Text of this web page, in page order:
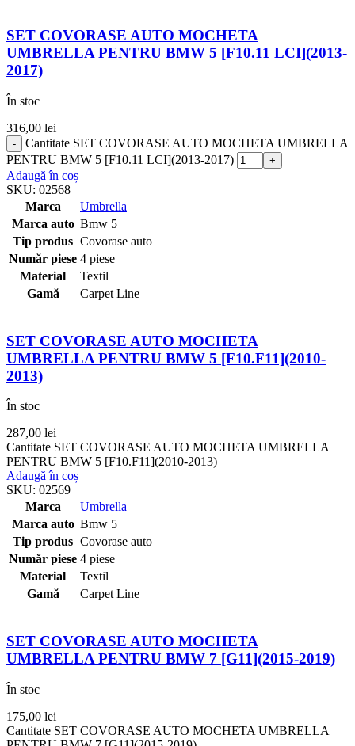
SET COVORASE AUTO MOCHETA
UMBRELLA PENTRU BMW 5 [F10.11 LCI](2013-
2017)
În stoc
316,00 lei
Cantitate SET COVORASE AUTO MOCHETA UMBRELLA
PENTRU BMW 5 [F10.11 LCI](2013-2017)
Adaugă în coș
SKU: 02568
Marca
Umbrella
Marca auto Bmw 5
Tip produs Covorase auto
Număr piese 4 piese
Material
Textil
Gamă
Carpet Line
SET COVORASE AUTO MOCHETA
UMBRELLA PENTRU BMW 5 [F10.F11](2010-
2013)
În stoc
287,00 lei
Cantitate SET COVORASE AUTO MOCHETA UMBRELLA
PENTRU BMW 5 [F10.F11](2010-2013)
Adaugă în coș
SKU: 02569
Marca
Umbrella
Marca auto Bmw 5
Tip produs Covorase auto
Număr piese 4 piese
Material
Textil
Gamă
Carpet Line
SET COVORASE AUTO MOCHETA
UMBRELLA PENTRU BMW 7 [G11](2015-2019)
În stoc
175,00 lei
Cantitate SET COVORASE AUTO MOCHETA UMBRELLA